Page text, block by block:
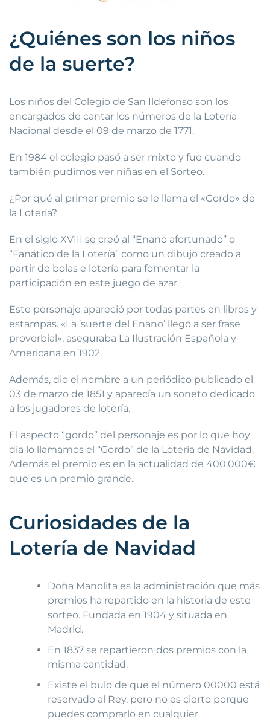
¿Quiénes son los niños
de la suerte?
Los niños del Colegio de San Ildefonso son los
encargados de cantar los números de la Lotería
Nacional desde el 09 de marzo de 1771.
En 1984 el colegio pasó a ser mixto y fue cuando
también pudimos ver niñas en el Sorteo.
¿Por qué al primer premio se le llama el «Gordo» de
la Lotería?
En el siglo XVIII se creó al “Enano afortunado” o
“Fanático de la Lotería” como un dibujo creado a
partir de bolas e lotería para fomentar la
participación en este juego de azar.
Este personaje apareció por todas partes en libros y
estampas. «La ‘suerte del Enano’ llegó a ser frase
proverbial», aseguraba La Ilustración Española y
Americana en 1902.
Además, dio el nombre a un periódico publicado el
03 de marzo de 1851 y aparecía un soneto dedicado
a los jugadores de lotería.
El aspecto “gordo” del personaje es por lo que hoy
día lo llamamos el “Gordo” de la Lotería de Navidad.
Además el premio es en la actualidad de 400.000€
que es un premio grande.
Curiosidades de la
Lotería de Navidad
Doña Manolita es la administración que más
premios ha repartido en la historia de este
sorteo. Fundada en 1904 y situada en
Madrid.
En 1837 se repartieron dos premios con la
misma cantidad.
Existe el bulo de que el número 00000 está
reservado al Rey, pero no es cierto porque
puedes comprarlo en cualquier